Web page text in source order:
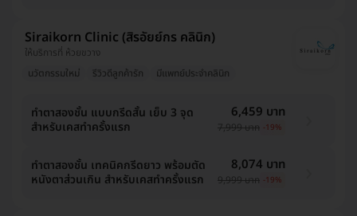
Siraikorn Clinic (สิรอัยย์กร คลินิก)
ให้บริการที่ ห้วยขวาง
นวัตกรรมใหม่
รีวิวดีลูกค้ารัก มีแพทย์ประจำคลินิก
ทำตาสองชั้น แบบกรีดสั้น เย็บ 3 จุด
สำหรับเคสทำครั้งแรก
6,459 บาท
7,999 บาท -19%
ทำตาสองชั้น เทคนิคกรีดยาว พร้อมตัด
หนังตาส่วนเกิน สำหรับเคสทำครั้งแรก
8,074 บาท
9,999 บาท -19%